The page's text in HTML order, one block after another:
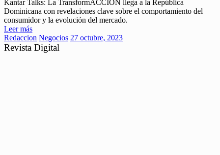
Kantar Talks: La TransformACCIÓN llega a la República
Dominicana con revelaciones clave sobre el comportamiento del
consumidor y la evolución del mercado.
Leer más
Redaccion Negocios 27 octubre, 2023
Revista Digital